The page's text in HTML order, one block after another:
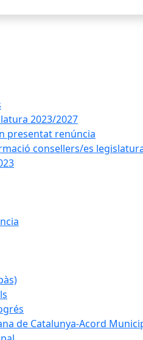
2023/2027
presentat renúncia
consellers/es
de Catalunya-Acord